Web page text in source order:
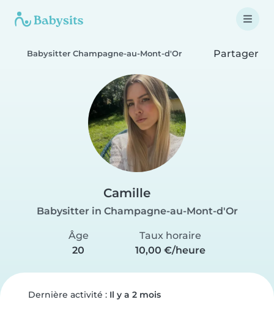
Babysitter Champagne-au-Mont-d'Or Partager
Camille
Babysitter in Champagne-au-Mont-d'Or
Âge
20
Taux horaire
10,00 €/heure
Dernière activité : Il y a 2 mois